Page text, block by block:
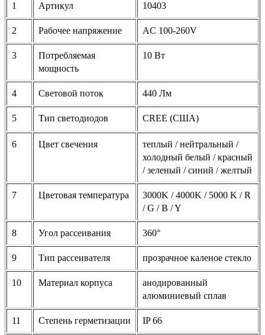
1 Артикул 10403
2 Рабочее напряжение AC 100-260V
3
Потребляемая
мощность
10 Вт
4 Световой поток 440 Лм
5 Тип светодиодов CREE (США)
6 Цвет свечения
теплый / нейтральный /
холодный белый / красный
/ зеленый / синий / желтый
7 Цветовая температура
3000K / 4000K / 5000 K / R
/ G / B / Y
8 Угол рассеивания 360°
9 Тип рассеивателя прозрачное каленое стекло
10 Материал корпуса
анодированный
алюминиевый сплав
11 Степень герметизации IP 66